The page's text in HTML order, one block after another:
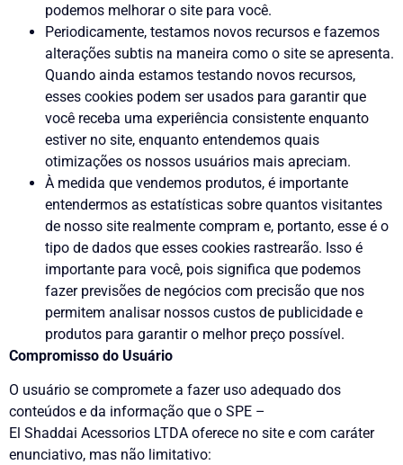
podemos melhorar o site para você.
Periodicamente, testamos novos recursos e fazemos
alterações subtis na maneira como o site se apresenta.
Quando ainda estamos testando novos recursos,
esses cookies podem ser usados para garantir que
você receba uma experiência consistente enquanto
estiver no site, enquanto entendemos quais
otimizações os nossos usuários mais apreciam.
À medida que vendemos produtos, é importante
entendermos as estatísticas sobre quantos visitantes
de nosso site realmente compram e, portanto, esse é o
tipo de dados que esses cookies rastrearão. Isso é
importante para você, pois significa que podemos
fazer previsões de negócios com precisão que nos
permitem analisar nossos custos de publicidade e
produtos para garantir o melhor preço possível.
Compromisso do Usuário
O usuário se compromete a fazer uso adequado dos
conteúdos e da informação que o SPE –
El Shaddai Acessorios LTDA oferece no site e com caráter
enunciativo, mas não limitativo: